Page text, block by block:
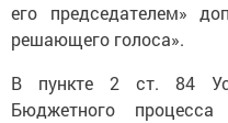
его председателем»
решающего голоса».
В пункте 2 ст. 84
Бюджетного